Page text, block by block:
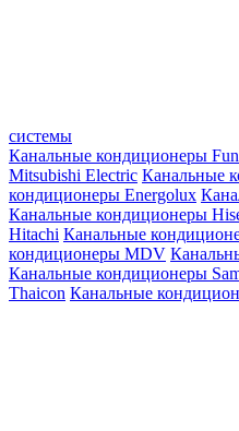
системы
Канальные кондиционеры
Mitsubishi Electric Канальные
кондиционеры Energolux
Канальные кондиционеры
Hitachi Канальные
кондиционеры MDV
Канальные кондиционеры
Thaicon Канальные